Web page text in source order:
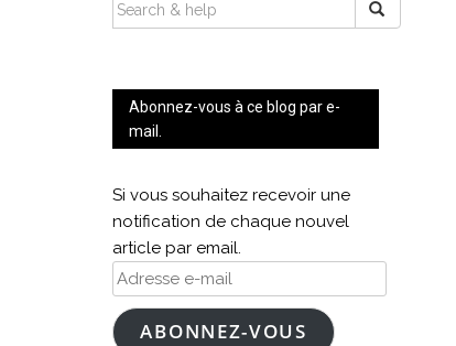
FOR:
Abonnez-vous à ce blog par e-
mail.
Si vous souhaitez recevoir une
notification de chaque nouvel
article par email.
Adresse
e-
mailABONNEZ-VOUS